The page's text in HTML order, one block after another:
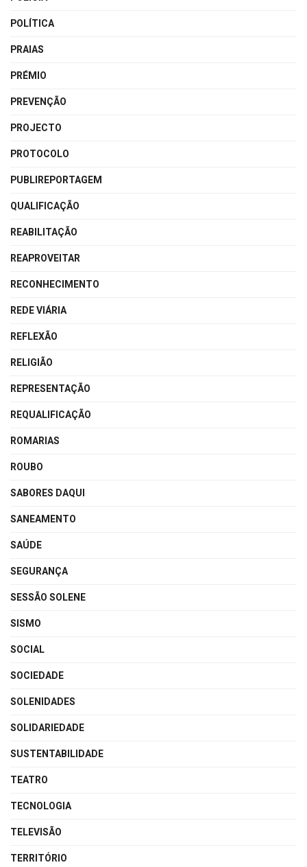
POLÍTICA
PRAIAS
PRÉMIO
PREVENÇÃO
PROJECTO
PROTOCOLO
PUBLIREPORTAGEM
QUALIFICAÇÃO
REABILITAÇÃO
REAPROVEITAR
RECONHECIMENTO
REDE VIÁRIA
REFLEXÃO
RELIGIÃO
REPRESENTAÇÃO
REQUALIFICAÇÃO
ROMARIAS
ROUBO
SABORES DAQUI
SANEAMENTO
SAÚDE
SEGURANÇA
SESSÃO SOLENE
SISMO
SOCIAL
SOCIEDADE
SOLENIDADES
SOLIDARIEDADE
SUSTENTABILIDADE
TEATRO
TECNOLOGIA
TELEVISÃO
TERRITÓRIO